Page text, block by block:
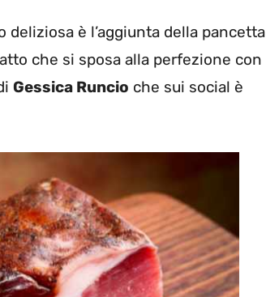
deliziosa è l’aggiunta della pancetta
che si sposa alla perfezione con
Gessica Runcio che sui social è